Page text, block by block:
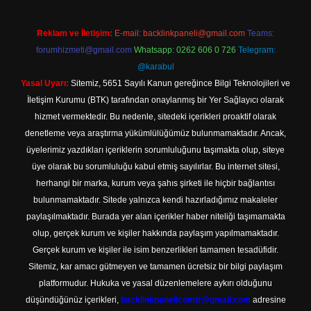
Reklam ve İletişim: E-mail: backlinkpaneli@gmail.com Teams:
forumhizmeti@gmail.com Whatsapp: 0262 606 0 726 Telegram:
@karabul
Yasal Uyarı: Sitemiz, 5651 Sayılı Kanun gereğince Bilgi Teknolojileri ve
İletişim Kurumu (BTK) tarafından onaylanmış bir Yer Sağlayıcı olarak
hizmet vermektedir. Bu nedenle, sitedeki içerikleri proaktif olarak
denetleme veya araştırma yükümlülüğümüz bulunmamaktadır. Ancak,
üyelerimiz yazdıkları içeriklerin sorumluluğunu taşımakta olup, siteye
üye olarak bu sorumluluğu kabul etmiş sayılırlar. Bu internet sitesi,
herhangi bir marka, kurum veya şahıs şirketi ile hiçbir bağlantısı
bulunmamaktadır. Sitede yalnızca kendi hazırladığımız makaleler
paylaşılmaktadır. Burada yer alan içerikler haber niteliği taşımamakta
olup, gerçek kurum ve kişiler hakkında paylaşım yapılmamaktadır.
Gerçek kurum ve kişiler ile isim benzerlikleri tamamen tesadüfidir.
Sitemiz, kar amacı gütmeyen ve tamamen ücretsiz bir bilgi paylaşım
platformudur. Hukuka ve yasal düzenlemelere aykırı olduğunu
düşündüğünüz içerikleri, backlinkpanelicomtr@gmail.com adresine